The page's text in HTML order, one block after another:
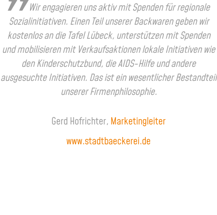
Wir engagieren uns aktiv mit Spenden für regionale
Sozialinitiativen. Einen Teil unserer Backwaren geben wir
kostenlos an die Tafel Lübeck, unterstützen mit Spenden
und mobilisieren mit Verkaufsaktionen lokale Initiativen wie
den Kinderschutzbund, die AIDS-Hilfe und andere
ausgesuchte Initiativen. Das ist ein wesentlicher Bestandteil
unserer Firmenphilosophie.
Gerd Hofrichter, Marketingleiter
www.stadtbaeckerei.de